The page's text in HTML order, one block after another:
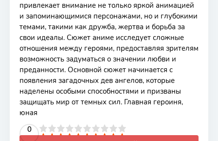
привлекает внимание не только яркой анимацией
и запоминающимися персонажами, но и глубокими
темами, такими как дружба, жертва и борьба за
свои идеалы. Сюжет аниме исследует сложные
отношения между героями, предоставляя зрителям
возможность задуматься о значении любви и
преданности. Основной сюжет начинается с
появления загадочных дев ангелов, которые
наделены особыми способностями и призваны
защищать мир от темных сил. Главная героиня,
юная
0
4 5 6 7 8 9 10